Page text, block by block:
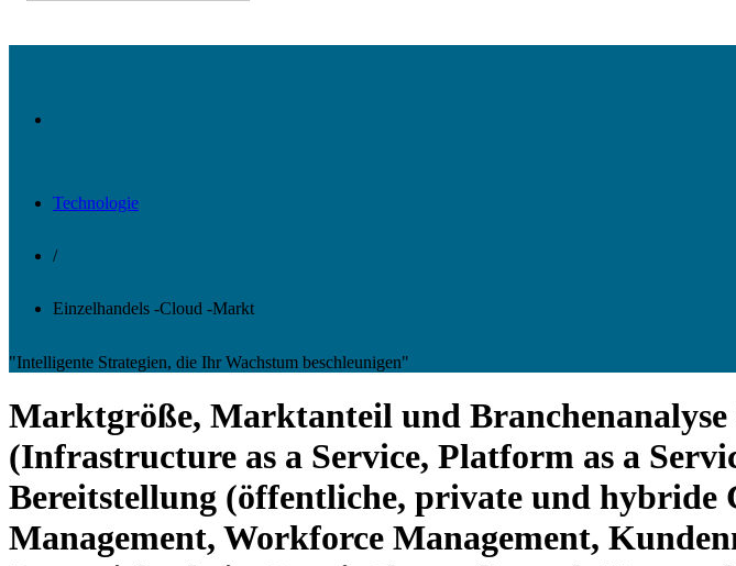
Technologie
/
Einzelhandels -Cloud -Markt
"Intelligente Strategien, die Ihr Wachstum beschleunigen"
Marktgröße, Marktanteil und
(Infrastructure as a Service, Platform as a
Bereitstellung (öffentliche, private und hybride
Management, Workforce Management,